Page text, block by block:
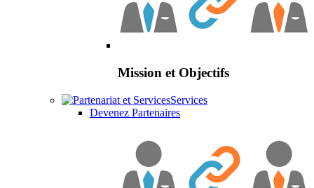
Mission et Objectifs
Services
Devenez Partenaires